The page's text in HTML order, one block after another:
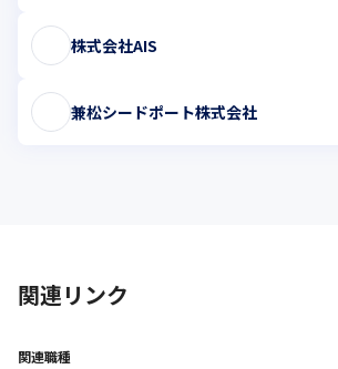
株式会社AIS
兼松シードポート株式会社
関連リンク
関連職種